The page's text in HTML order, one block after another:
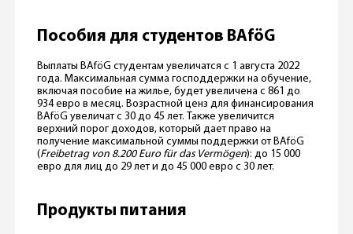
Пособия для студентов BAföG
Выплаты BAföG студентам увеличатся с 1 августа 2022
года. Максимальная сумма господдержки на обучение,
включая пособие на жилье, будет увеличена с 861 до
934 евро в месяц. Возрастной ценз для финансирования
BAföG увеличат с 30 до 45 лет. Также увеличится
верхний порог доходов, который дает право на
получение максимальной суммы поддержки от BAföG
(Freibetrag von 8.200 Euro für das Vermögen): до 15 000
евро для лиц до 29 лет и до 45 000 евро с 30 лет.
Продукты питания